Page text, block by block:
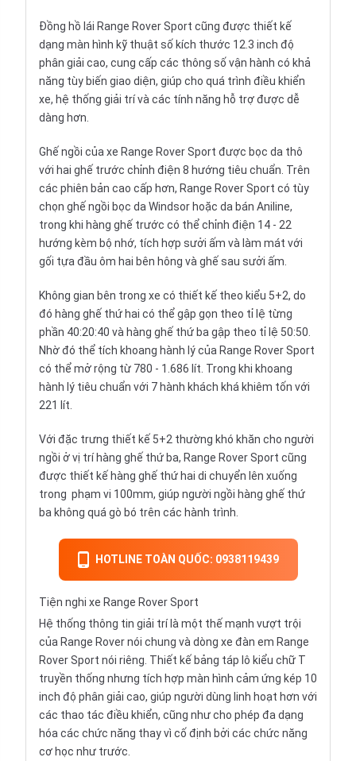
Đồng hồ lái Range Rover Sport cũng được thiết kế
dạng màn hình kỹ thuật số kích thước 12.3 inch độ
phân giải cao, cung cấp các thông số vận hành có khả
năng tùy biến giao diện, giúp cho quá trình điều khiển
xe, hệ thống giải trí và các tính năng hỗ trợ được dễ
dàng hơn.
Ghế ngồi của xe Range Rover Sport được bọc da thô
với hai ghế trước chỉnh điện 8 hướng tiêu chuẩn. Trên
các phiên bản cao cấp hơn, Range Rover Sport có tùy
chọn ghế ngồi bọc da Windsor hoặc da bán Aniline,
trong khi hàng ghế trước có thể chỉnh điện 14 - 22
hướng kèm bộ nhớ, tích hợp sưởi ấm và làm mát với
gối tựa đầu ôm hai bên hông và ghế sau sưởi ấm.
Không gian bên trong xe có thiết kế theo kiểu 5+2, do
đó hàng ghế thứ hai có thể gập gọn theo tỉ lệ từng
phần 40:20:40 và hàng ghế thứ ba gập theo tỉ lệ 50:50.
Nhờ đó thể tích khoang hành lý của Range Rover Sport
có thể mở rộng từ 780 - 1.686 lít. Trong khi khoang
hành lý tiêu chuẩn với 7 hành khách khá khiêm tốn với
221 lít.
Với đặc trưng thiết kế 5+2 thường khó khăn cho người
ngồi ở vị trí hàng ghế thứ ba, Range Rover Sport cũng
được thiết kế hàng ghế thứ hai di chuyển lên xuống
trong phạm vi 100mm, giúp người ngồi hàng ghế thứ
ba không quá gò bó trên các hành trình.
HOTLINE TOÀN QUỐC: 0938119439
Tiện nghi xe Range Rover Sport
Hệ thống thông tin giải trí là một thế mạnh vượt trội
của Range Rover nói chung và dòng xe đàn em Range
Rover Sport nói riêng. Thiết kế bảng táp lô kiểu chữ T
truyền thống nhưng tích hợp màn hình cảm ứng kép 10
inch độ phân giải cao, giúp người dùng linh hoạt hơn với
các thao tác điều khiển, cũng như cho phép đa dạng
hóa các chức năng thay vì cố định bởi các chức năng
cơ học như trước.